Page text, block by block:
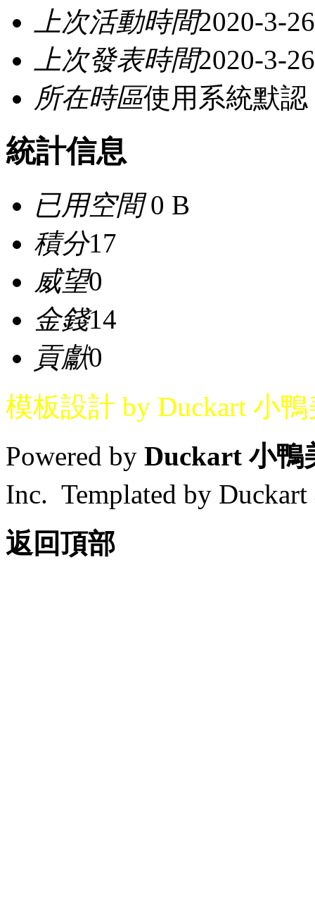
上次活動時間2020-3-
上次發表時間2020-3-
所在時區使用系統默認
統計信息
已用空間0 B
積分17
威望0
金錢14
貢獻0
模板設計 by Duckart 小
Powered by Duckart 小鴨
Inc. Templated by
返回頂部